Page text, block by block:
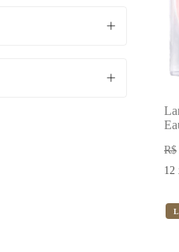
R$
12